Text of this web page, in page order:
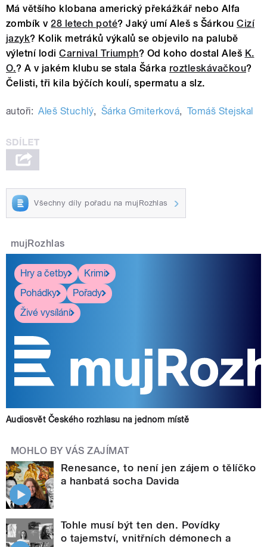
Má většího klobana americký překážkář nebo Alfa
zombík v28 letech poté? Jaký umí Aleš s ŠárkouCizí
jazyk? Kolik metráků výkalů se objevilo na palubě
výletní lodiCarnival Triumph? Od koho dostal Aleš K.
O.? A v jakém klubu se stala Šárka roztleskávačkou?
Čelisti, tři kila býčích koulí, spermatu a slz.
autoři: Aleš Stuchlý, Šárka Gmiterková, Tomáš Stejskal
Všechny díly pořadu na mujRozhlas
mujRozhlas
Hry a četby
Krimi
Pohádky
Pořady
Živé vysílání
Audiosvět Českého rozhlasu na jednom místě
MOHLO BY VÁS ZAJÍMAT
Renesance, to není jen zájem o tělíčko
a hanbatá socha Davida
Tohle musí být ten den. Povídky
o tajemství, vnitřních démonech a